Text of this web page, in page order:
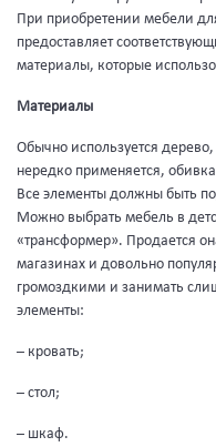
При приобретении мебели
предоставляет
материалы, которые
Материалы
Обычно используется
нередко применяется,
Все элементы должны быть
Можно выбрать мебель в
«трансформер». Продается
магазинах и довольно
громоздкими и занимать
элементы:
– кровать;
– стол;
– шкаф.